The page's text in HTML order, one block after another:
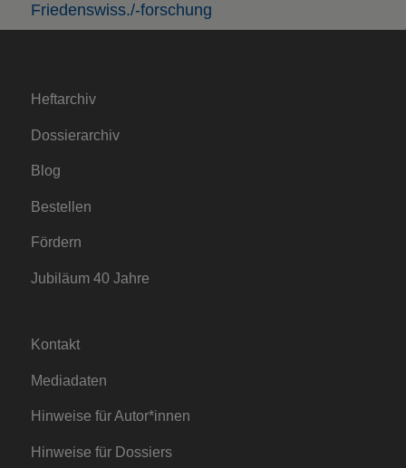
Friedenswiss./-forschung
Heftarchiv
Dossierarchiv
Blog
Bestellen
Fördern
Jubiläum 40 Jahre
Kontakt
Mediadaten
Hinweise für Autor*innen
Hinweise für Dossiers